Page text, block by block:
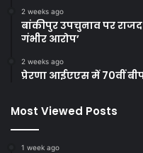
2 weeks ago
बांकीपुर उपचुनाव पर
गंभीर आरोप’
2 weeks ago
प्रेरणा आईएएस में 70वीं
Most Viewed Posts
1 week ago